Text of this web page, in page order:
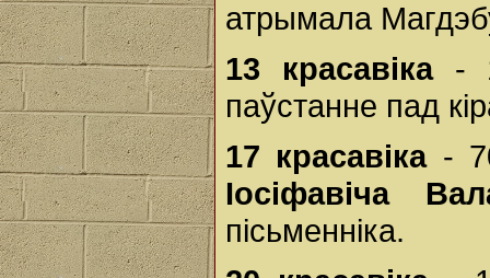
атрымала
13 красавіка-
паўстанне пад
17 красавіка-
Іосіфавіча
пісьменніка.